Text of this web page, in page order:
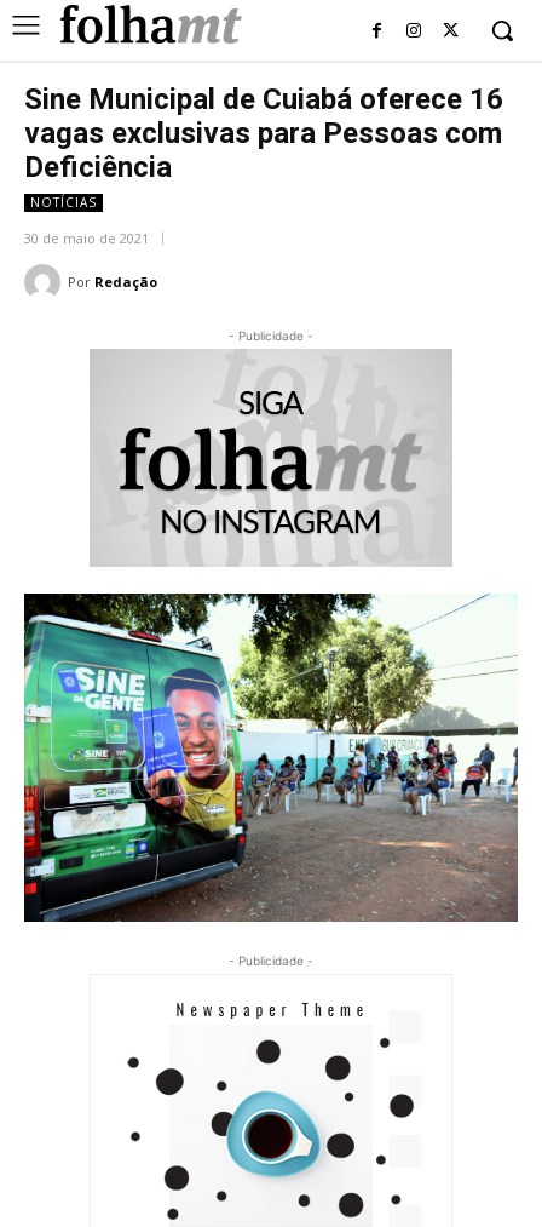
Sine Municipal de Cuiabá oferece 16
vagas exclusivas para Pessoas com
Deficiência
NOTÍCIAS
30 de maio de 2021
Por Redação
- Publicidade -
- Publicidade -